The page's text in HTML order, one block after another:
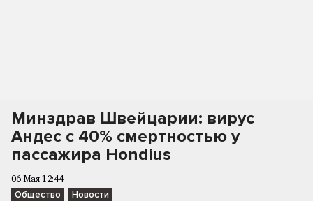
Минздрав Швейцарии: вирус
Андес с 40% смертностью у
пассажира Hondius
06 Мая 12:44
Общество Новости